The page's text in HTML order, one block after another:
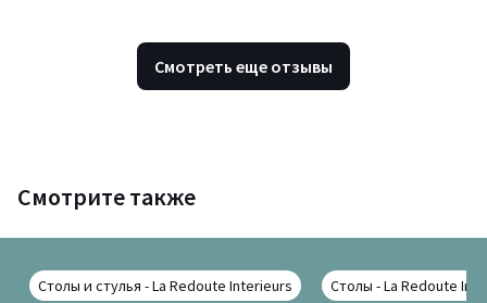
Смотреть еще отзывы
Смотрите также
Столы и стулья - La Redoute Interieurs Столы - La Redoute